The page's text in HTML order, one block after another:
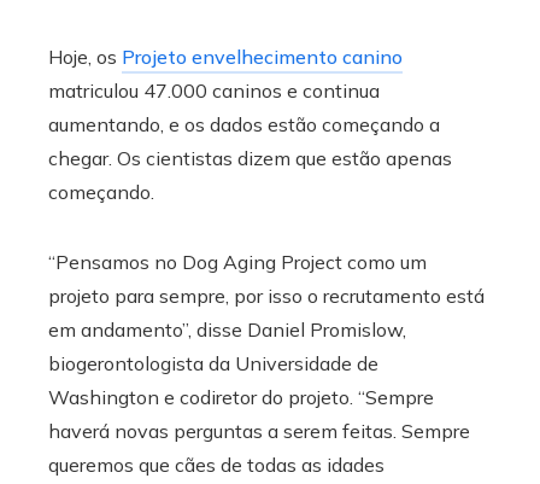
Hoje, os Projeto envelhecimento canino
matriculou 47.000 caninos e continua
aumentando, e os dados estão começando a
chegar. Os cientistas dizem que estão apenas
começando.
“Pensamos no Dog Aging Project como um
projeto para sempre, por isso o recrutamento está
em andamento”, disse Daniel Promislow,
biogerontologista da Universidade de
Washington e codiretor do projeto. “Sempre
haverá novas perguntas a serem feitas. Sempre
queremos que cães de todas as idades